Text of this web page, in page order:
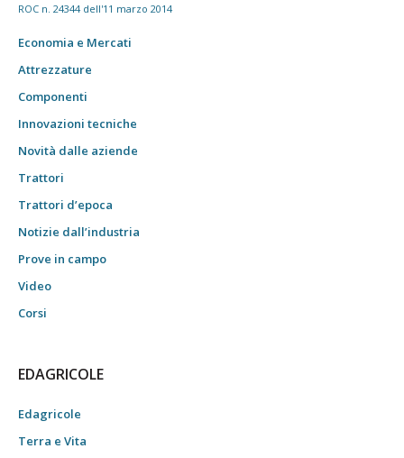
ROC n. 24344 dell'11 marzo 2014
Economia e Mercati
Attrezzature
Componenti
Innovazioni tecniche
Novità dalle aziende
Trattori
Trattori d’epoca
Notizie dall’industria
Prove in campo
Video
Corsi
EDAGRICOLE
Edagricole
Terra e Vita